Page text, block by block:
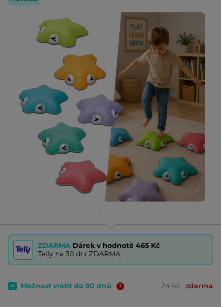
ZDARMA Dárek v hodnotě 465 Kč
Telly na 30 dní ZDARMA
Možnost vrátit do 90 dnů 24 Kč zdarma